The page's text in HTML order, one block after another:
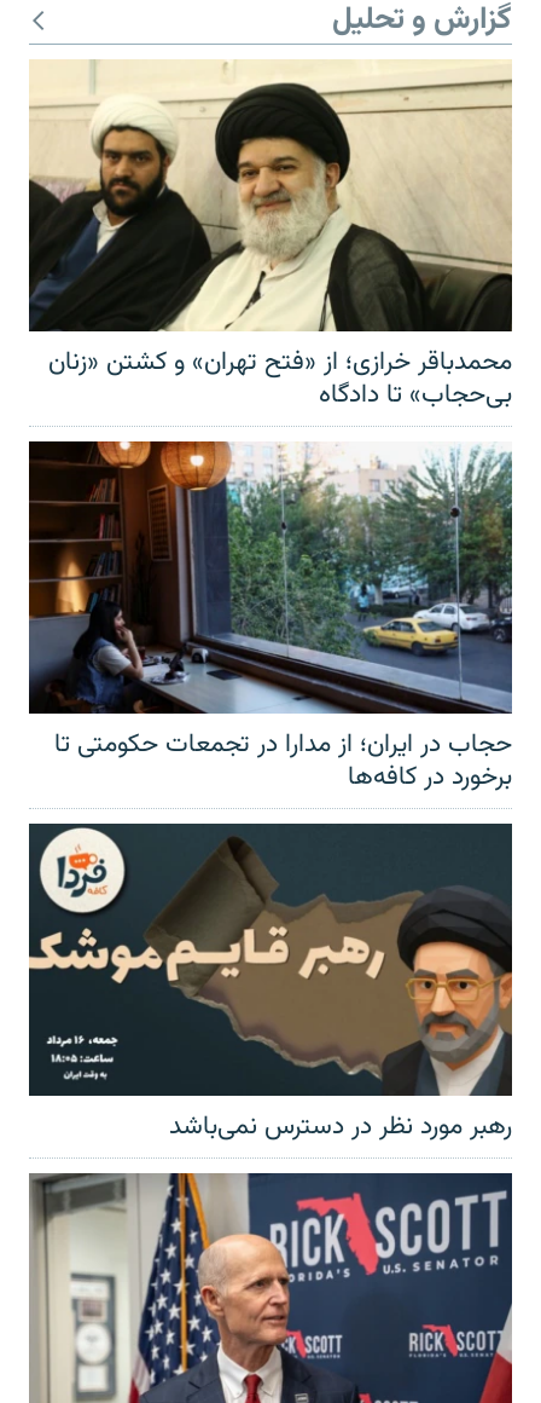
گزارش و تحلیل
محمدباقر خرازی؛ از «فتح تهران» و کشتن «زنان
بی‌حجاب» تا دادگاه
حجاب در ایران؛ از مدارا در تجمعات حکومتی تا
برخورد در کافه‌ها
رهبر مورد نظر در دسترس نمی‌باشد